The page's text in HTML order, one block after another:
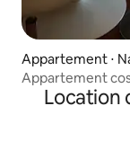
Appartement ⋅
Appartement
Location